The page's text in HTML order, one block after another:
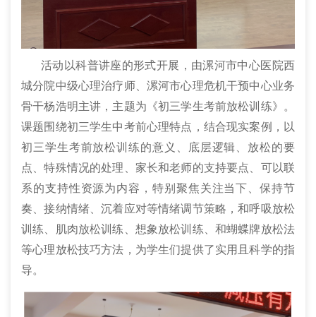
活动以科普讲座的形式开展，由漯河市中心医院西
城分院中级心理治疗师、漯河市心理危机干预中心业务
骨干杨浩明主讲，主题为《初三学生考前放松训练》。
课题围绕初三学生中考前心理特点，结合现实案例，以
初三学生考前放松训练的意义、底层逻辑、放松的要
点、特殊情况的处理、家长和老师的支持要点、可以联
系的支持性资源为内容，特别聚焦关注当下、保持节
奏、接纳情绪、沉着应对等情绪调节策略，和呼吸放松
训练、肌肉放松训练、想象放松训练、和蝴蝶牌放松法
等心理放松技巧方法，为学生们提供了实用且科学的指
导。